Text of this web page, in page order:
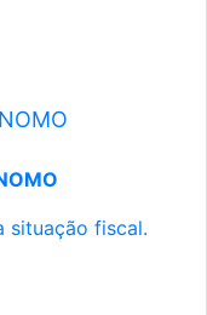
situação fiscal.